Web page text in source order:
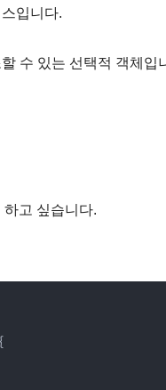
입니다.
수 있는 선택적 객체입
고 싶습니다.